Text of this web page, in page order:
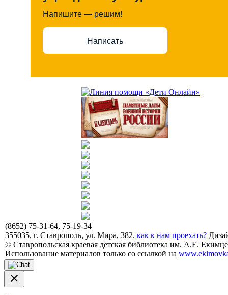
Напишите — решим!
Написать
(8652) 75-31-64, 75-19-34
355035, г. Ставрополь, ул. Мира, 382. как к нам проехать?
© Ставропольская краевая детская библиотека им. А.Е.
Использование материалов только со ссылкой на
close